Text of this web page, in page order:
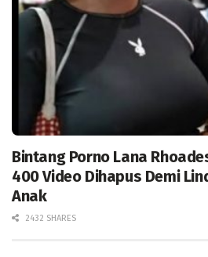
Bintang Porno Lana
400 Video Dihapus Demi
Anak
2432 SHARES